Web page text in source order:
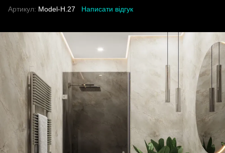
Артикул: Model-H.27 Написати відгук